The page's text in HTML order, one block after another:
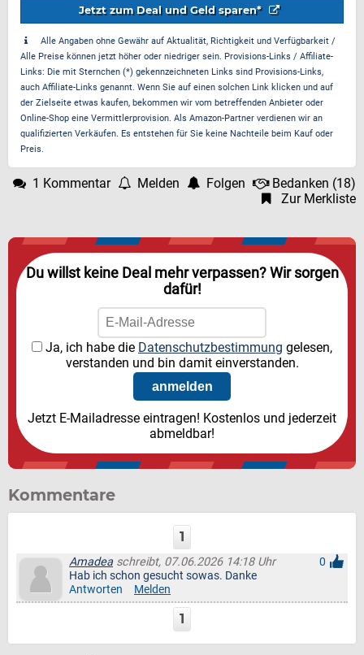
Jetzt zum Deal und Geld sparen*
Alle Angaben ohne Gewähr auf Aktualität, Richtigkeit und Verfügbarkeit /
Alle Preise können jetzt höher oder niedriger sein. Provisions-Links / Affiliate-
Links: Die mit Sternchen (*) gekennzeichneten Links sind Provisions-Links,
auch Affiliate-Links genannt. Wenn Sie auf einen solchen Link klicken und auf
der Zielseite etwas kaufen, bekommen wir vom betreffenden Anbieter oder
Online-Shop eine Vermittlerprovision. Als Amazon-Partner verdienen wir an
qualifizierten Verkäufen. Es entstehen für Sie keine Nachteile beim Kauf oder
Preis.
1 Kommentar Melden Folgen Bedanken (18)
Zur Merkliste
Du willst keine Deal mehr verpassen? Wir sorgen
dafür!
Ja, ich habe die Datenschutzbestimmung gelesen,
verstanden und bin damit einverstanden.
Jetzt E-Mailadresse eintragen! Kostenlos und jederzeit
abmeldbar!
Kommentare
1
Amadea schreibt, 07.06.2026 14:18 Uhr
0
Hab ich schon gesucht sowas. Danke
Antworten
Melden
1